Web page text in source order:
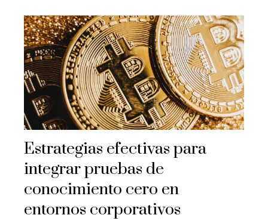
Estrategias efectivas para
integrar pruebas de
conocimiento cero en
entornos corporativos